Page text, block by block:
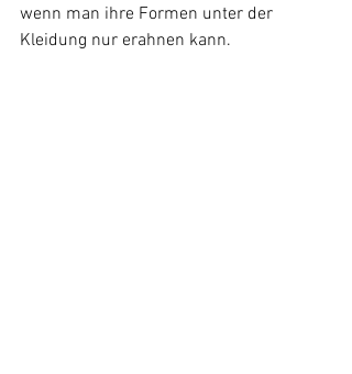
wenn man ihre Formen unter der
Kleidung nur erahnen kann.